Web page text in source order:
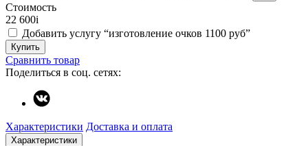
Стоимость
22 600i
Добавить услугу “изготовление очков 1100 руб”
Купить
Сравнить товар
Поделиться в соц. сетях:
Характеристики Доставка и оплата
Характеристики